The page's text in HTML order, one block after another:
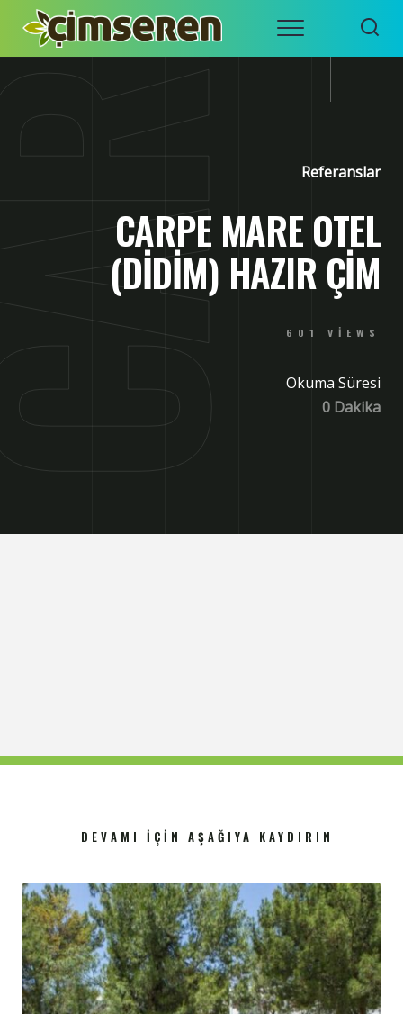
content
ÇIMSEREN
İZMIR
Menu
Referanslar
CARPE MARE OTEL
(DİDİM) HAZIR ÇİM
601 VIEWS
Okuma Süresi
0 Dakika
DEVAMI İÇIN AŞAĞIYA KAYDIRIN